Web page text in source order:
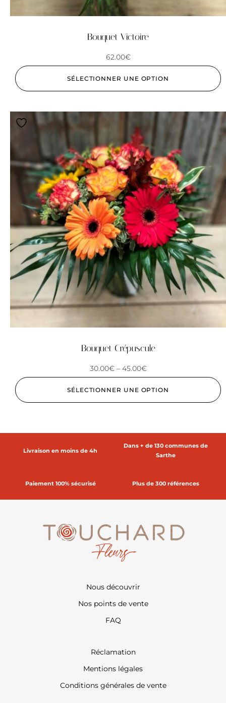
Bouquet Victoire
62.00€
SÉLECTIONNER UNE OPTION
Bouquet Crépuscule
30.00€– 45.00€
SÉLECTIONNER UNE OPTION
Livraison en moins de 4h
Dans + de 130 communes de
Sarthe
Paiement 100% sécurisé Plus de 300 références
Nous découvrir
Nos points de vente
FAQ
Réclamation
Mentions légales
Conditions générales de vente